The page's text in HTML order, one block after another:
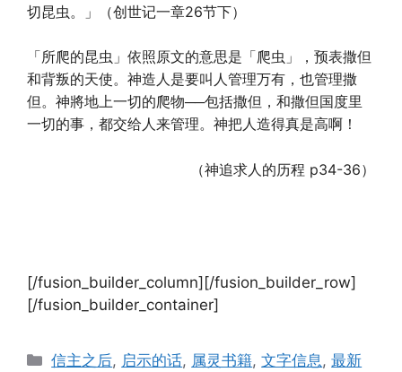
切昆虫。」（创世记一章26节下）
「所爬的昆虫」依照原文的意思是「爬虫」，预表撒但
和背叛的天使。神造人是要叫人管理万有，也管理撒
但。神將地上一切的爬物──包括撒但，和撒但国度里
一切的事，都交给人来管理。神把人造得真是高啊！
（神追求人的历程 p34-36）
[/fusion_builder_column][/fusion_builder_row]
[/fusion_builder_container]
Categories
信主之后, 启示的话, 属灵书籍,文字信息 ,最新